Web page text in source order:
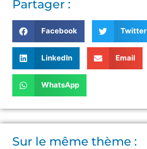
Partager :
Facebook Twitter
LinkedIn Email
WhatsApp
Sur le même thème :